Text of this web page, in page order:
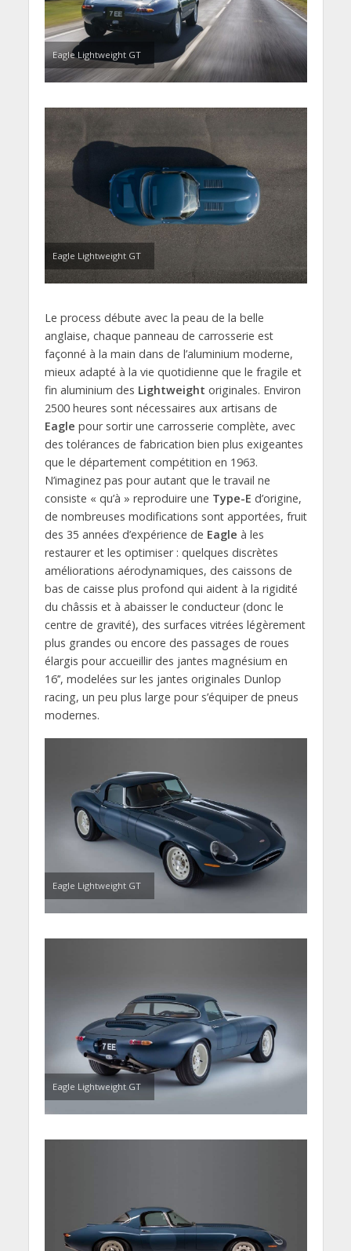
Eagle Lightweight GT
Eagle Lightweight GT
Le process débute avec la peau de la belle
anglaise, chaque panneau de carrosserie est
façonné à la main dans de l’aluminium moderne,
mieux adapté à la vie quotidienne que le fragile et
fin aluminium des Lightweight originales. Environ
2500 heures sont nécessaires aux artisans de
Eagle pour sortir une carrosserie complète, avec
des tolérances de fabrication bien plus exigeantes
que le département compétition en 1963.
N’imaginez pas pour autant que le travail ne
consiste « qu’à » reproduire une Type-E d’origine,
de nombreuses modifications sont apportées, fruit
des 35 années d’expérience de Eagle à les
restaurer et les optimiser : quelques discrètes
améliorations aérodynamiques, des caissons de
bas de caisse plus profond qui aident à la rigidité
du châssis et à abaisser le conducteur (donc le
centre de gravité), des surfaces vitrées légèrement
plus grandes ou encore des passages de roues
élargis pour accueillir des jantes magnésium en
16’’, modelées sur les jantes originales Dunlop
racing, un peu plus large pour s’équiper de pneus
modernes.
Eagle Lightweight GT
Eagle Lightweight GT